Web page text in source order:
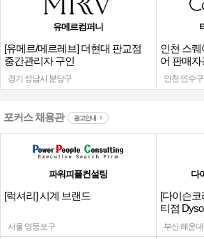
유메르컴퍼니
[유메르/메르레브] 더현대 판교점
중간관리자 구인
경기 성남시 분당구
인천 스
어 판매
인천 연수구
포커스 채용관 광고안내
파워피플컨설팅
[럭셔리] 시계 브랜드
서울 영등포구
다
[다이슨코
티점
부산 해운